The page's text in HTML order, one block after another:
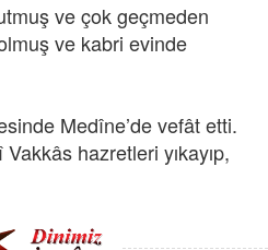
ve çok geçmeden
ve kabri evinde
Medîne’de vefât etti.
hazretleri yıkayıp,